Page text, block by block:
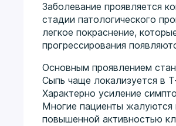
Заболевание проявляется
стадии патологического
легкое покраснение,
прогрессирования
Основным проявлением
Сыпь чаще локализуется в
Характерно усиление
Многие пациенты жалуются
повышенной активностью